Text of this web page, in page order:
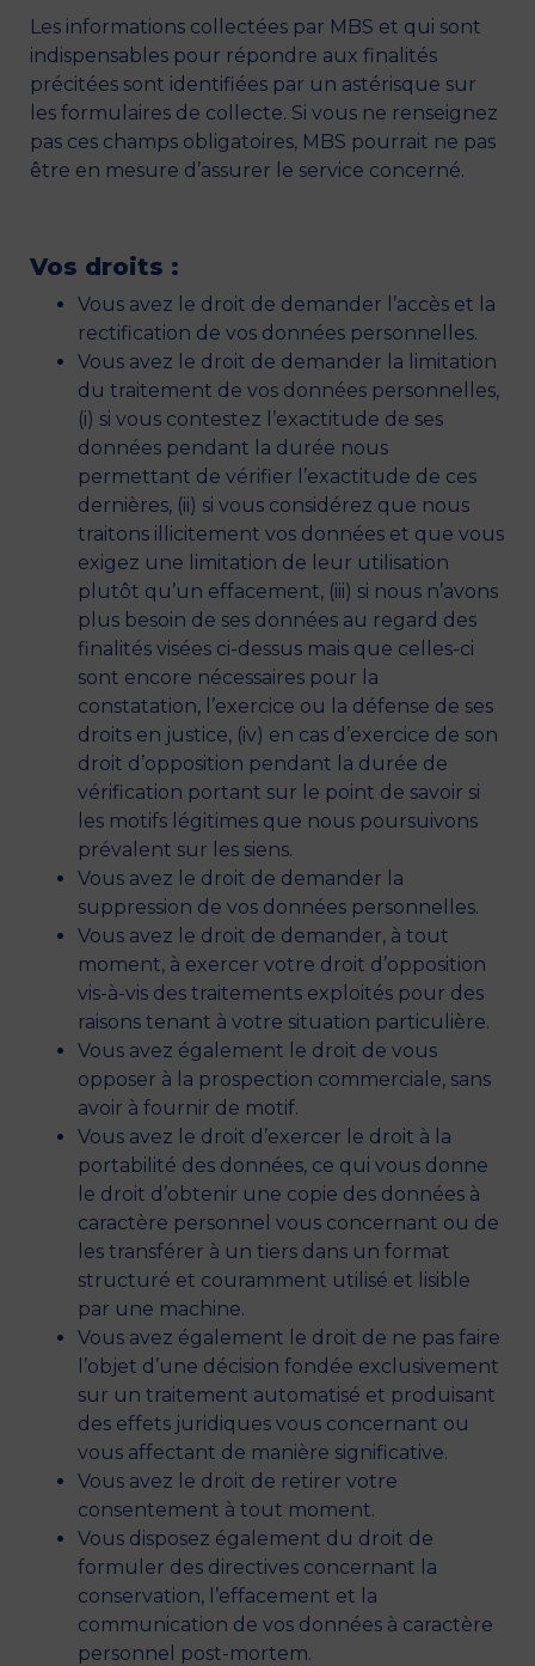
Les informations collectées par MBS et qui sont
indispensables pour répondre aux finalités
précitées sont identifiées par un astérisque sur
les formulaires de collecte. Si vous ne renseignez
pas ces champs obligatoires, MBS pourrait ne pas
être en mesure d’assurer le service concerné.
Vos droits :
Vous avez le droit de demander l’accès et la
rectification de vos données personnelles.
Vous avez le droit de demander la limitation
du traitement de vos données personnelles,
(i) si vous contestez l’exactitude de ses
données pendant la durée nous
permettant de vérifier l’exactitude de ces
dernières, (ii) si vous considérez que nous
traitons illicitement vos données et que vous
exigez une limitation de leur utilisation
plutôt qu’un effacement, (iii) si nous n’avons
plus besoin de ses données au regard des
finalités visées ci-dessus mais que celles-ci
sont encore nécessaires pour la
constatation, l’exercice ou la défense de ses
droits en justice, (iv) en cas d’exercice de son
droit d’opposition pendant la durée de
vérification portant sur le point de savoir si
les motifs légitimes que nous poursuivons
prévalent sur les siens.
Vous avez le droit de demander la
suppression de vos données personnelles.
Vous avez le droit de demander, à tout
moment, à exercer votre droit d’opposition
vis-à-vis des traitements exploités pour des
raisons tenant à votre situation particulière.
Vous avez également le droit de vous
opposer à la prospection commerciale, sans
avoir à fournir de motif.
Vous avez le droit d’exercer le droit à la
portabilité des données, ce qui vous donne
le droit d’obtenir une copie des données à
caractère personnel vous concernant ou de
les transférer à un tiers dans un format
structuré et couramment utilisé et lisible
par une machine.
Vous avez également le droit de ne pas faire
l’objet d’une décision fondée exclusivement
sur un traitement automatisé et produisant
des effets juridiques vous concernant ou
vous affectant de manière significative.
Vous avez le droit de retirer votre
consentement à tout moment.
Vous disposez également du droit de
formuler des directives concernant la
conservation, l’effacement et la
communication de vos données à caractère
personnel post-mortem.